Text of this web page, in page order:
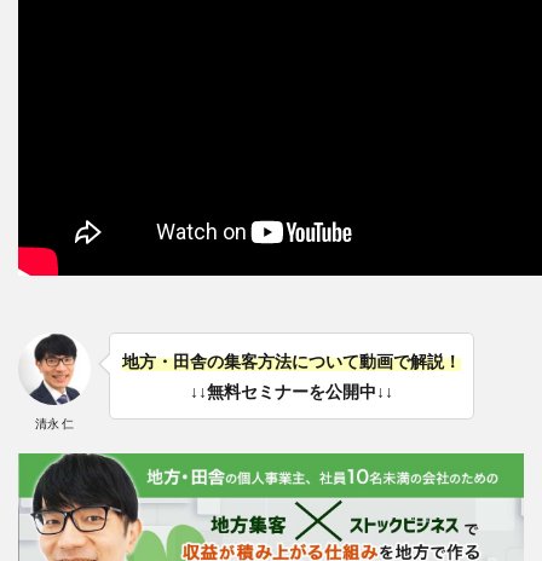
清永 仁
地方・田舎の集客方法について動画で解説！
↓↓無料セミナーを公開中↓↓